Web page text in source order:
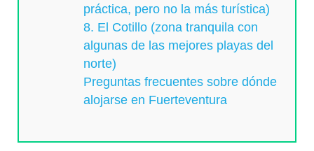
práctica, pero no la más turística)
8. El Cotillo (zona tranquila con
algunas de las mejores playas del
norte)
Preguntas frecuentes sobre dónde
alojarse en Fuerteventura